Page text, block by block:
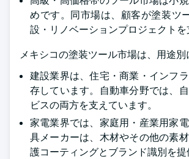
めです。同市場は、顧客が塗装ツ
設・リノベーションプロジェクトを
メキシコの塗装ツール市場は、用途
建設業界は、住宅・商業・インフ
存しています。自動車分野では、
ビスの両方を支えています。
家電業界では、家庭用・産業用家
具メーカーは、木材やその他の素
護コーティングとブランド識別を